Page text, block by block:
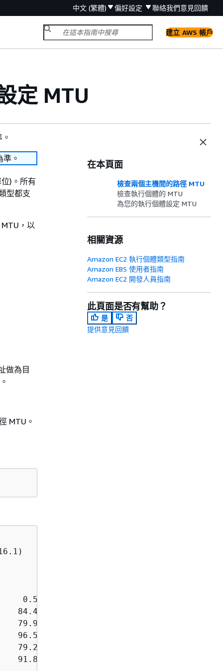
中文 (繁體) 偏好設定 聯絡我們意見回饋
建立 AWS 帳戶
定 MTU
。
)。所有
型都支
，以
做為目
MTU。
0.187ms pmtu 1500
0.574ms
asymm 21
asymm 19
asymm 16
asymm 15
asymm 16
在本頁面
檢查兩個主機間的路徑 MTU
檢查執行個體的 MTU
為您的執行個體設定 MTU
相關資源
Amazon EC2 執行個體類型指南
Amazon EBS 使用者指南
Amazon EC2 開發人員指南
此頁面是否有幫助？
是
否
提供意見回饋